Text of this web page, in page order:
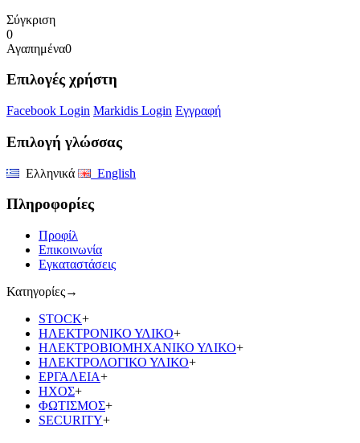
Σύγκριση
0
Αγαπημένα0
Επιλογές χρήστη
Facebook Login Markidis Login Εγγραφή
Επιλογή γλώσσας
Ελληνικά English
Πληροφορίες
Προφίλ
Επικοινωνία
Εγκαταστάσεις
Κατηγορίες→
STOCK+
ΗΛΕΚΤΡΟΝΙΚΟ ΥΛΙΚΟ+
ΗΛΕΚΤΡΟΒΙΟΜΗΧΑΝΙΚΟ ΥΛΙΚΟ+
ΗΛΕΚΤΡΟΛΟΓΙΚΟ ΥΛΙΚΟ+
ΕΡΓΑΛΕΙΑ+
ΗΧΟΣ+
ΦΩΤΙΣΜΟΣ+
SECURITY+